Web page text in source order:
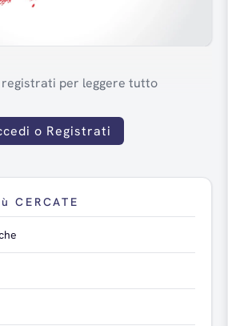
per leggere tutto
o Registrati
CERCATE